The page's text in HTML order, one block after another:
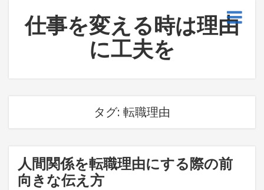
仕事を変える時は理由
に工夫を
タグ: 転職理由
人間関係を転職理由にする際の前
向きな伝え方